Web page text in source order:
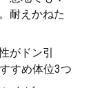
耐えかねた
がドン引
すめ体位3つ